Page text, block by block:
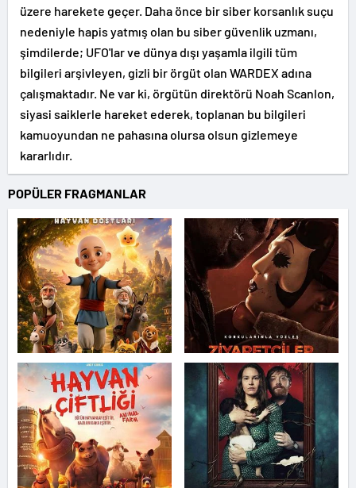
üzere harekete geçer. Daha önce bir siber korsanlık suçu
nedeniyle hapis yatmış olan bu siber güvenlik uzmanı,
şimdilerde; UFO'lar ve dünya dışı yaşamla ilgili tüm
bilgileri arşivleyen, gizli bir örgüt olan WARDEX adına
çalışmaktadır. Ne var ki, örgütün direktörü Noah Scanlon,
siyasi saiklerle hareket ederek, toplanan bu bilgileri
kamuoyundan ne pahasına olursa olsun gizlemeye
kararlıdır.
POPÜLER FRAGMANLAR